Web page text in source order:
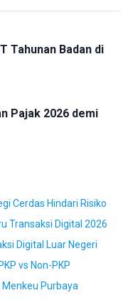
Tahunan Badan di
Pajak 2026 demi
Cerdas Hindari Risiko
Transaksi Digital 2026
Digital Luar Negeri
vs Non-PKP
Menkeu Purbaya